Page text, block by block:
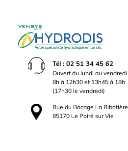
Tél : 02 51 34 45 62
Ouvert du lundi au vendredi
8h à 12h30 et 13h45 à 18h
(17h30 le vendredi)
Rue du Bocage La Ribotière
85170 Le Poiré sur Vie